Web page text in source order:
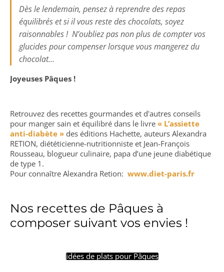
Dès le lendemain, pensez à reprendre des repas
équilibrés et si il vous reste des chocolats, soyez
raisonnables ! N’oubliez pas non plus de compter vos
glucides pour compenser lorsque vous mangerez du
chocolat…
Joyeuses Pâques !
Retrouvez des recettes gourmandes et d'autres conseils
pour manger sain et équilibré dans le livre « L’assiette
anti-diabète » des éditions Hachette, auteurs Alexandra
RETION, diététicienne-nutritionniste et Jean-François
Rousseau, blogueur culinaire, papa d’une jeune diabétique
de type 1.
Pour connaître Alexandra Retion: www.diet-paris.fr
Nos recettes de Pâques à
composer suivant vos envies !
idées de plats pour Pâques